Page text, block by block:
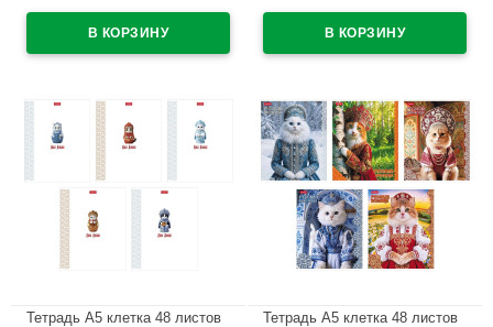
арт.60Т5В1
Тетрадь А5 клетка 48 листов
Тетрадь А5 клетка 48 листов